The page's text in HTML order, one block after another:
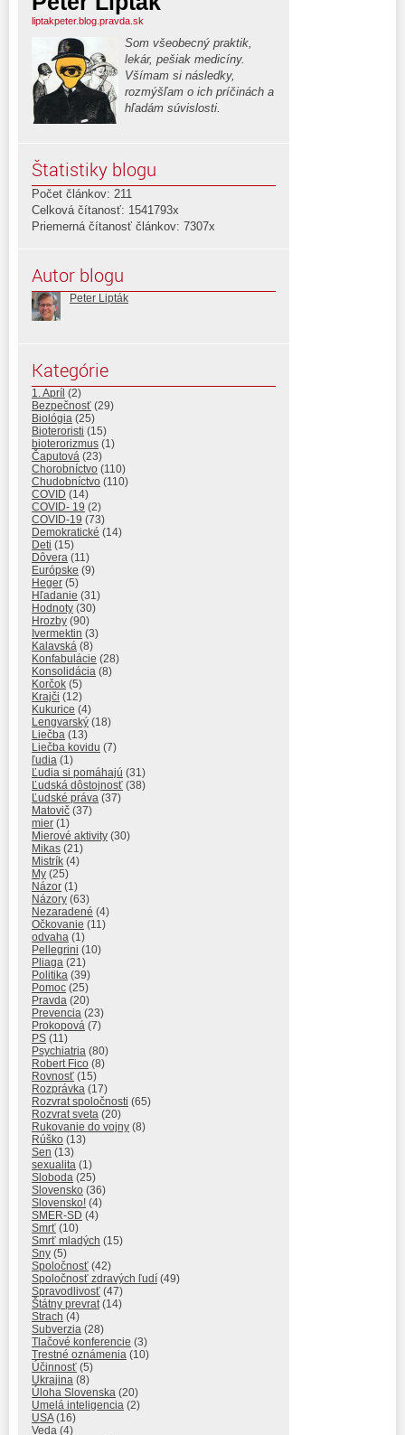
liptakpeter.blog.pravda.sk
Som všeobecný praktik,
lekár, pešiak medicíny.
Všímam si následky,
rozmýšľam o ich príčinách a
hľadám súvislosti.
Štatistiky blogu
Počet článkov: 211
Celková čítanosť: 1541793x
Priemerná čítanosť článkov: 7307x
Autor blogu
Peter Lipták
Kategórie
1. Apríl (2)
Bezpečnosť (29)
Biológia (25)
Bioteroristi (15)
bioterorizmus (1)
Čaputová (23)
Chorobníctvo (110)
Chudobníctvo (110)
COVID (14)
COVID- 19 (2)
COVID-19 (73)
Demokratické (14)
Deti (15)
Dôvera (11)
Európske (9)
Heger (5)
Hľadanie (31)
Hodnoty (30)
Hrozby (90)
Ivermektin (3)
Kalavská (8)
Konfabulácie (28)
Konsolidácia (8)
Korčok (5)
Krajči (12)
Kukurice (4)
Lengvarský (18)
Liečba (13)
Liečba kovidu (7)
ľudia (1)
Ľudia si pomáhajú (31)
Ľudská dôstojnosť (38)
Ľudské práva (37)
Matovič (37)
mier (1)
Mierové aktivity (30)
Mikas (21)
Mistrík (4)
My (25)
Názor (1)
Názory (63)
Nezaradené (4)
Očkovanie (11)
odvaha (1)
Pellegrini (10)
Pliaga (21)
Politika (39)
Pomoc (25)
Pravda (20)
Prevencia (23)
Prokopová (7)
PS (11)
Psychiatria (80)
Robert Fico (8)
Rovnosť (15)
Rozprávka (17)
Rozvrat spoločnosti (65)
Rozvrat sveta (20)
Rukovanie do vojny (8)
Rúško (13)
Sen (13)
sexualita (1)
Sloboda (25)
Slovensko (36)
Slovensko! (4)
SMER-SD (4)
Smrť (10)
Smrť mladých (15)
Sny (5)
Spoločnosť (42)
Spoločnosť zdravých ľudí (49)
Spravodlivosť (47)
Štátny prevrat (14)
Strach (4)
Subverzia (28)
Tlačové konferencie (3)
Trestné oznámenia (10)
Účinnosť (5)
Ukrajina (8)
Úloha Slovenska (20)
Umelá inteligencia (2)
USA(16)
Veda (4)